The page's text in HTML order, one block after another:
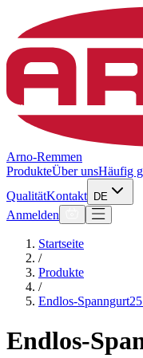
Arno-Remmen
ProdukteÜber unsHäufig
QualitätKontakt DE
Anmelden
Startseite
/
Produkte
/
Endlos-
Endlos-